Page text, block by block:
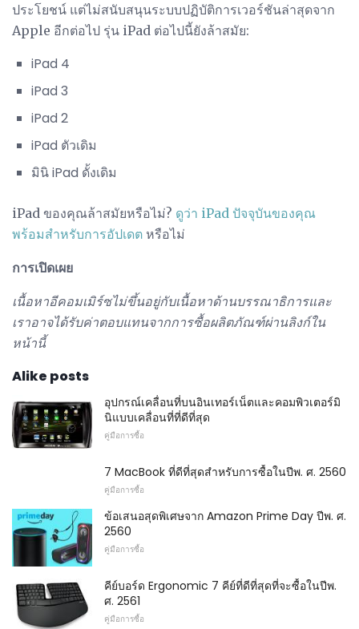
ประโยชน์ แต่ไม่สนับสนุนระบบปฏิบัติการเวอร์ชันล่าสุดจาก
Apple อีกต่อไป รุ่น iPad ต่อไปนี้ยังล้าสมัย:
iPad 4
iPad 3
iPad 2
iPad ตัวเดิม
มินิ iPad ดั้งเดิม
iPad ของคุณล้าสมัยหรือไม่? ดูว่า iPad ปัจจุบันของคุณ
พร้อมสำหรับการอัปเดต หรือไม่
การเปิดเผย
เนื้อหาอีคอมเมิร์ซไม่ขึ้นอยู่กับเนื้อหาด้านบรรณาธิการและ
เราอาจได้รับค่าตอบแทนจากการซื้อผลิตภัณฑ์ผ่านลิงก์ใน
หน้านี้
Alike posts
อุปกรณ์เคลื่อนที่บนอินเทอร์เน็ตและคอมพิวเตอร์มิ
นิแบบเคลื่อนที่ที่ดีที่สุด
คู่มือการซื้อ
7 MacBook ที่ดีที่สุดสำหรับการซื้อในปีพ. ศ. 2560
คู่มือการซื้อ
ข้อเสนอสุดพิเศษจาก Amazon Prime Day ปีพ. ศ.
2560
คู่มือการซื้อ
คีย์บอร์ด Ergonomic 7 คีย์ที่ดีที่สุดที่จะซื้อในปีพ.
ศ. 2561
คู่มือการซื้อ